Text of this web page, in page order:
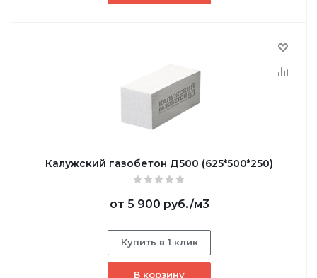
Калужский газобетон Д500 (625*500*250)
от 5 900 руб./м3
Купить в 1 клик
В корзину